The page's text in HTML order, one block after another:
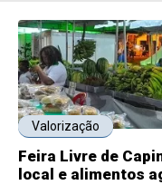
Valorização
Feira Livre de
local e alimentos